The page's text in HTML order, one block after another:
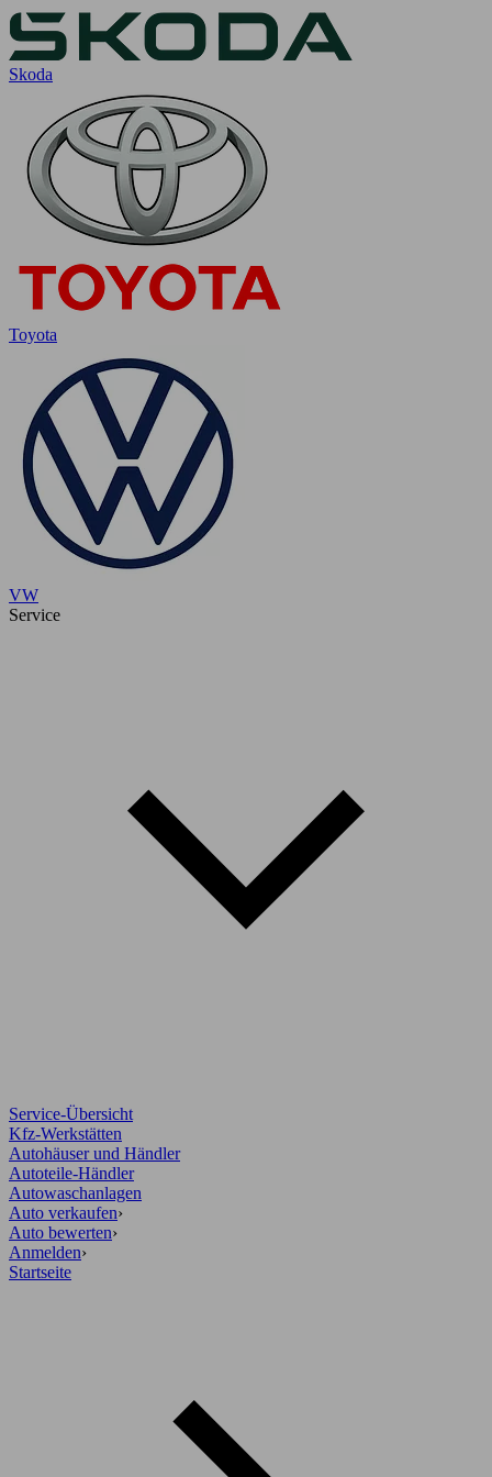
Skoda
Toyota
VW
Service
Service-Übersicht
Kfz-Werkstätten
Autohäuser und Händler
Autoteile-Händler
Autowaschanlagen
Auto verkaufen›
Auto bewerten›
Anmelden›
Startseite